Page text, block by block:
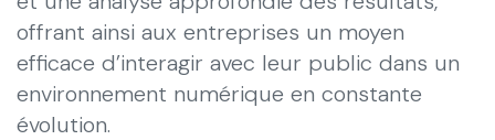
offrant ainsi aux entreprises un moyen
efficace d’interagir avec leur public dans un
environnement numérique en constante
évolution.